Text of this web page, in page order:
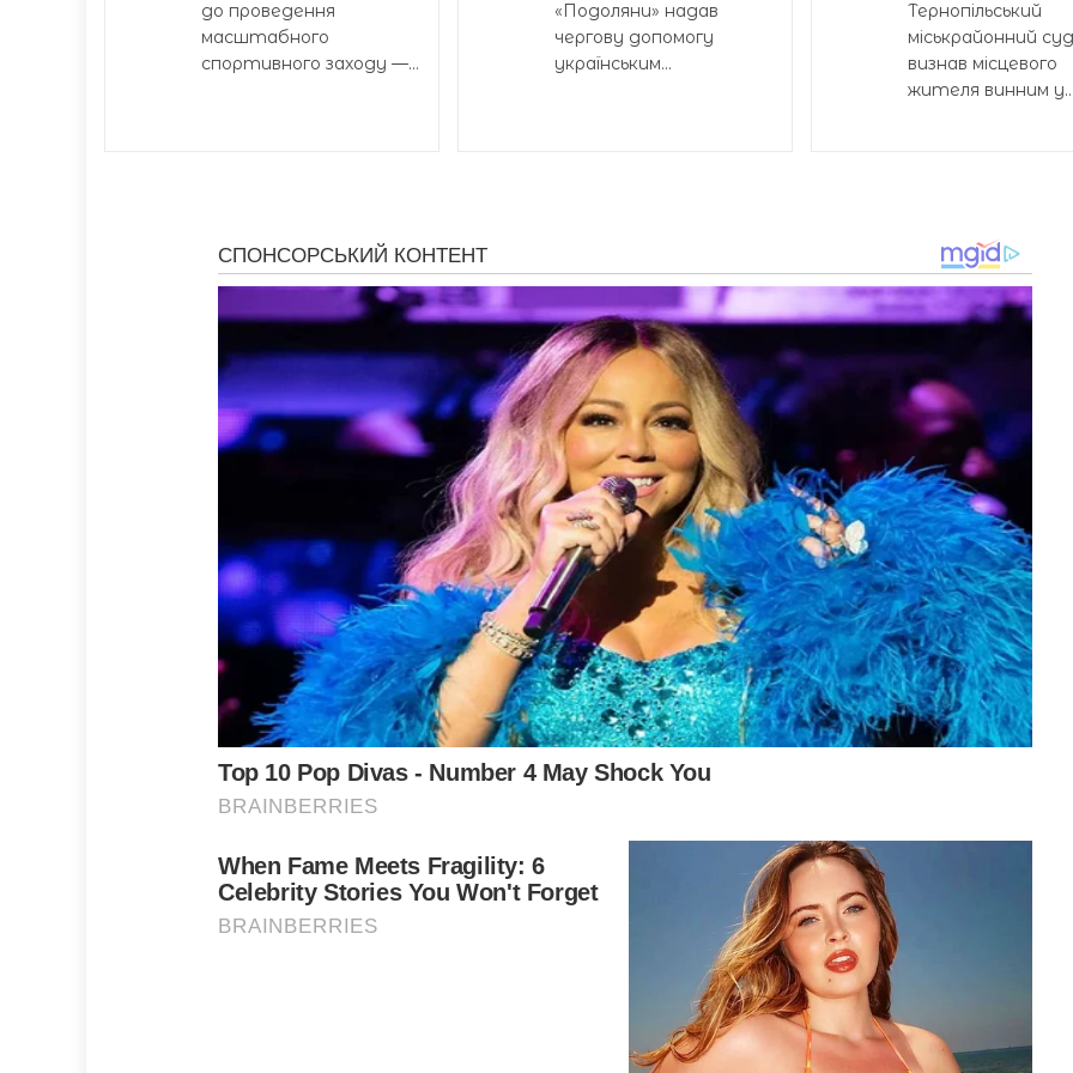
до проведення
масштабного
спортивного заходу —...
«Подоляни» надав
чергову допомогу
українським...
Тернопільський
міськрайонний суд
визнав місцевого
жителя винним